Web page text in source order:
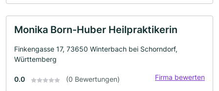
Monika Born-Huber Heilpraktikerin
Finkengasse 17, 73650 Winterbach bei Schorndorf,
Württemberg
0.0 (0 Bewertungen) Firma bewerten